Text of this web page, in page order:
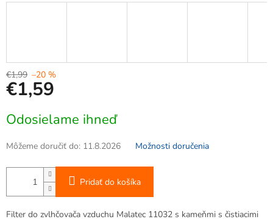
€1,99 –20 %
€1,59
cena:
Odosielame ihneď
Môžeme doručiť do: 11.8.2026 Možnosti doručenia
Pridať do košíka
Filter do zvlhčovača vzduchu Malatec 11032 s kameňmi s čistiacimi